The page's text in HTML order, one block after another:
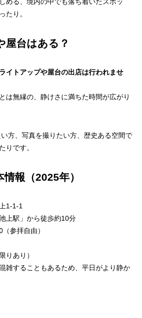
たり。
屋台はある？
イトアップや屋台の出店は行われませ
は無縁の、静けさに満ちた時間が広がり
方、写真を撮りたい方、歴史ある空間で
りです。
報（2025年）
1-1-1
上駅」から徒歩約10分
参拝自由）
りあり）
雑することもあるため、平日がより静か